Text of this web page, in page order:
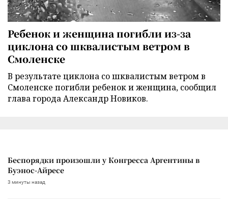
Ребенок и женщина погибли из-за
циклона со шквалистым ветром в
Смоленске
В результате циклона со шквалистым ветром в
Смоленске погибли ребенок и женщина, сообщил
глава города Александр Новиков.
Беспорядки произошли у Конгресса Аргентины в
Буэнос-Айресе
3 минуты назад